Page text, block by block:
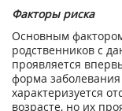
Факторы риска
Основным
родственников с
проявляется
форма
характеризуется
возрасте, но их